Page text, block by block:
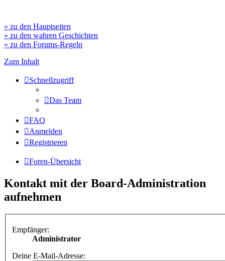
» zu den Hauptseiten
» zu den wahren Geschichten
» zu den Forums-Regeln
Zum Inhalt
Schnellzugriff
Das Team
FAQ
Anmelden
Registrieren
Foren-Übersicht
Kontakt mit der Board-Administration
aufnehmen
Empfänger:
Administrator
Deine E-Mail-Adresse: